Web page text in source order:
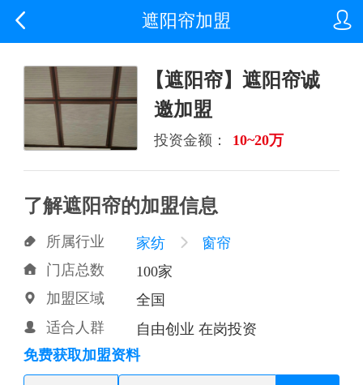

 遮阳帘加盟
【遮阳帘】遮阳帘诚
邀加盟
投资金额： 10~20万
了解遮阳帘的加盟信息
 所属行业 家纺  窗帘
 门店总数 100家
 加盟区域 全国
 适合人群
自由创业 在岗投资
免费获取加盟资料